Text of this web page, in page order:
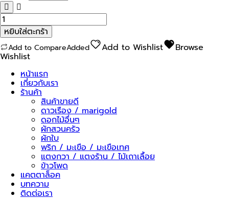
จำนวน
มะเขือ
เทศ
เชอ
ร์
รี่
เลดี้
หยิบใส่ตะกร้า
Add to CompareAdded Add to Wishlist Browse
Wishlist
หน้าแรก
เกี่ยวกับเรา
ร้านค้า
สินค้าขายดี
ดาวเรือง / marigold
ดอกไม้อื่นๆ
ผักสวนครัว
ผักใบ
พริก / มะเขือ / มะเขือเทศ
แตงกวา / แตงร้าน / ไม้เถาเลื้อย
ข้าวโพด
แคตตาล็อค
บทความ
ติดต่อเรา